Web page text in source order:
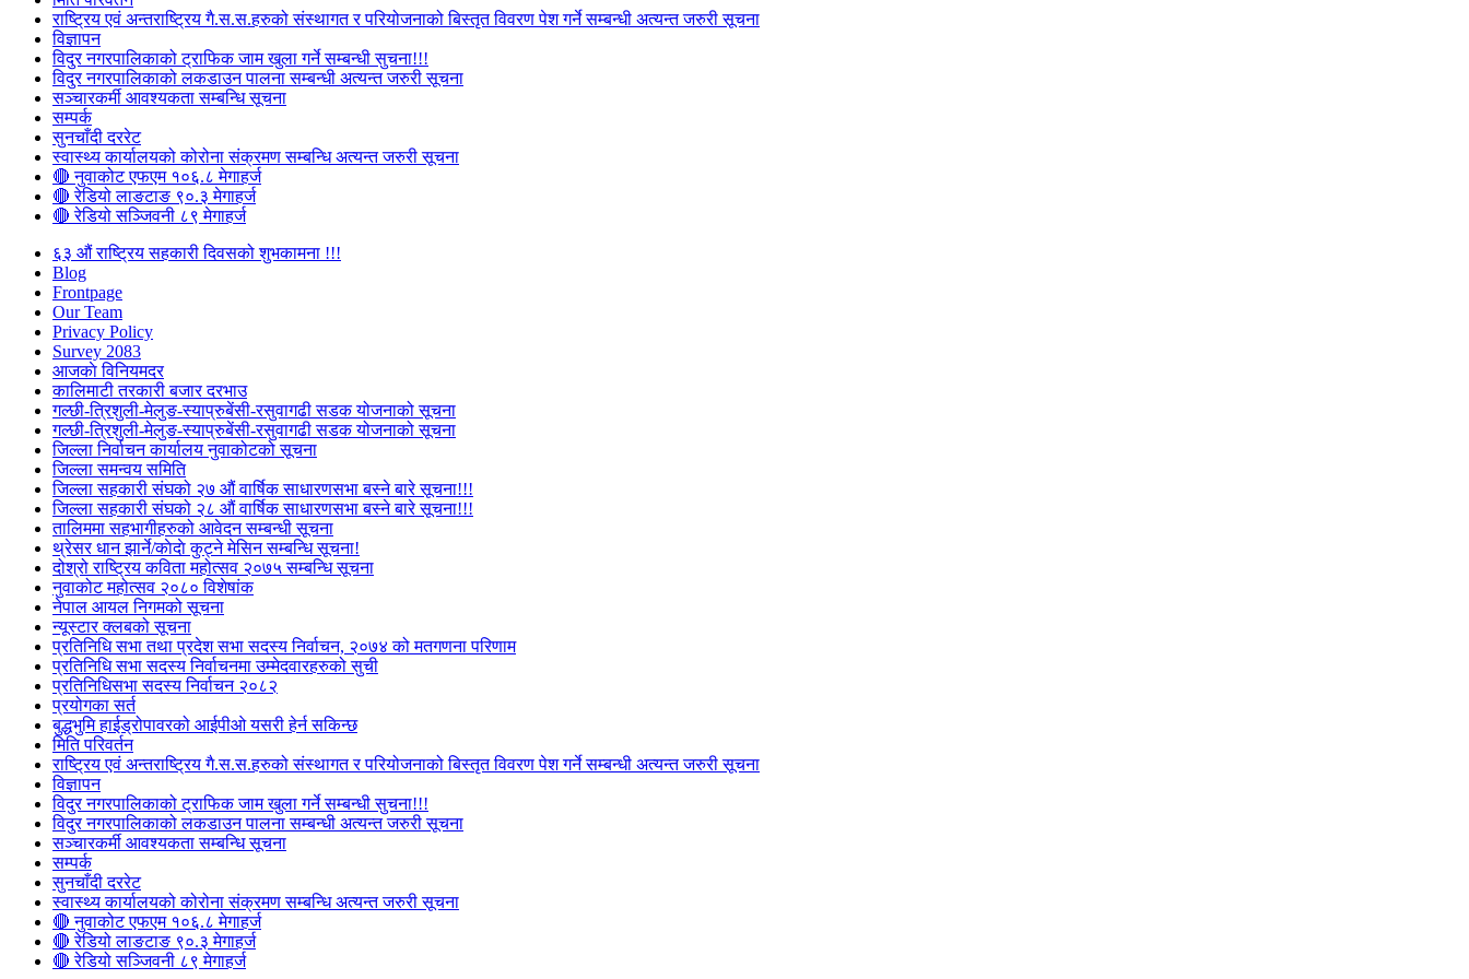
राष्ट्रिय एवं अन्तराष्ट्रिय गै.स.स.हरुको संस्थागत र परियोजनाको बिस्तृत विवरण पेश गर्ने सम्बन्धी अत्यन्त जरुरी सूचना
विज्ञापन
विदुर नगरपालिकाको ट्राफिक जाम खुला गर्ने सम्बन्धी सुचना!!!
विदुर नगरपालिकाको लकडाउन पालना सम्बन्धी अत्यन्त जरुरी सूचना
सञ्चारकर्मी आवश्यकता सम्बन्धि सूचना
सम्पर्क
सुनचाँदी दररेट
स्वास्थ्य कार्यालयको कोरोना संक्रमण सम्बन्धि अत्यन्त जरुरी सूचना
🔴 नुवाकोट एफएम १०६.८ मेगाहर्ज
🔴 रेडियो लाङटाङ ९०.३ मेगाहर्ज
🔴 रेडियो सञ्जिवनी ८९ मेगाहर्ज
६३ औं राष्ट्रिय सहकारी दिवसको शुभकामना !!!
Blog
Frontpage
Our Team
Privacy Policy
Survey 2083
आजकाे विनियमदर
कालिमाटी तरकारी बजार दरभाउ
गल्छी-त्रिशुली-मेलुङ-स्याप्रुबेंसी-रसुवागढी सडक योजनाको सूचना
गल्छी-त्रिशुली-मेलुङ-स्याप्रुबेंसी-रसुवागढी सडक योजनाको सूचना
जिल्ला निर्वाचन कार्यालय नुवाकोटको सूचना
जिल्ला समन्वय समिति
जिल्ला सहकारी संघको २७ औं वार्षिक साधारणसभा बस्ने बारे सूचना!!!
जिल्ला सहकारी संघको २८ औं वार्षिक साधारणसभा बस्ने बारे सूचना!!!
तालिममा सहभागीहरुको आवेदन सम्बन्धी सूचना
थ्रेसर धान झार्ने/काेदाे कुट्ने मेसिन सम्बन्धि सूचना!
दोश्रो राष्ट्रिय कविता महोत्सव २०७५ सम्बन्धि सूचना
नुवाकोट महोत्सव २०८० विशेषांक
नेपाल आयल निगमको सूचना
न्यूस्टार क्लबको सूचना
प्रतिनिधि सभा तथा प्रदेश सभा सदस्य निर्वाचन, २०७४ को मतगणना परिणाम
प्रतिनिधि सभा सदस्य निर्वाचनमा उम्मेदवारहरुको सुची
प्रतिनिधिसभा सदस्य निर्वाचन २०८२
प्रयोगका सर्त
बुद्धभुमि हाईड्रोपावरको आईपीओ यसरी हेर्न सकिन्छ
मिति परिवर्तन
राष्ट्रिय एवं अन्तराष्ट्रिय गै.स.स.हरुको संस्थागत र परियोजनाको बिस्तृत विवरण पेश गर्ने सम्बन्धी अत्यन्त जरुरी सूचना
विज्ञापन
विदुर नगरपालिकाको ट्राफिक जाम खुला गर्ने सम्बन्धी सुचना!!!
विदुर नगरपालिकाको लकडाउन पालना सम्बन्धी अत्यन्त जरुरी सूचना
सञ्चारकर्मी आवश्यकता सम्बन्धि सूचना
सम्पर्क
सुनचाँदी दररेट
स्वास्थ्य कार्यालयको कोरोना संक्रमण सम्बन्धि अत्यन्त जरुरी सूचना
🔴 नुवाकोट एफएम १०६.८ मेगाहर्ज
🔴 रेडियो लाङटाङ ९०.३ मेगाहर्ज
🔴 रेडियो सञ्जिवनी ८९ मेगाहर्ज